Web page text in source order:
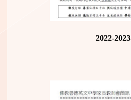
2022-2023